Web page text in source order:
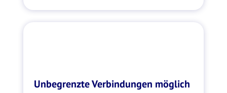
Unbegrenzte Verbindungen möglich